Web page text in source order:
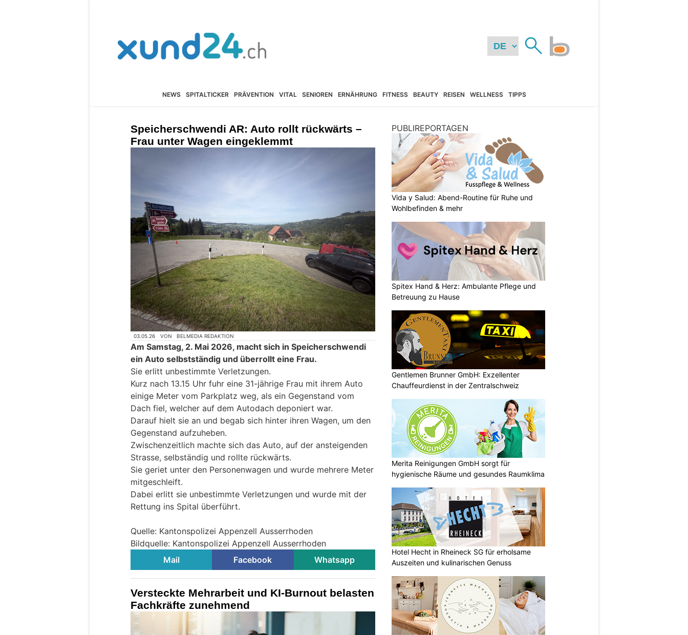
NEWS SPITALTICKER PRÄVENTION VITAL SENIOREN ERNÄHRUNG FITNESS BEAUTY REISEN WELLNESS TIPPS
Speicherschwendi AR: Auto rollt rückwärts –
Frau unter Wagen eingeklemmt
03.05.26 VON BELMEDIA REDAKTION
Am Samstag, 2. Mai 2026, macht sich in Speicherschwendi
ein Auto selbstständig und überrollt eine Frau.
Sie erlitt unbestimmte Verletzungen.
Kurz nach 13.15 Uhr fuhr eine 31-jährige Frau mit ihrem Auto
einige Meter vom Parkplatz weg, als ein Gegenstand vom
Dach fiel, welcher auf dem Autodach deponiert war.
Darauf hielt sie an und begab sich hinter ihren Wagen, um den
Gegenstand aufzuheben.
Zwischenzeitlich machte sich das Auto, auf der ansteigenden
Strasse, selbständig und rollte rückwärts.
Sie geriet unter den Personenwagen und wurde mehrere Meter
mitgeschleift.
Dabei erlitt sie unbestimmte Verletzungen und wurde mit der
Rettung ins Spital überführt.
Quelle: Kantonspolizei Appenzell Ausserrhoden
Bildquelle: Kantonspolizei Appenzell Ausserrhoden
Mail
Facebook Whatsapp
Versteckte Mehrarbeit und KI-Burnout belasten
Fachkräfte zunehmend
PUBLIREPORTAGEN
Vida y Salud: Abend-Routine für Ruhe und
Wohlbefinden & mehr
Spitex Hand & Herz: Ambulante Pflege und
Betreuung zu Hause
Gentlemen Brunner GmbH: Exzellenter
Chauffeurdienst in der Zentralschweiz
Merita Reinigungen GmbH sorgt für
hygienische Räume und gesundes Raumklima
Hotel Hecht in Rheineck SG für erholsame
Auszeiten und kulinarischen Genuss